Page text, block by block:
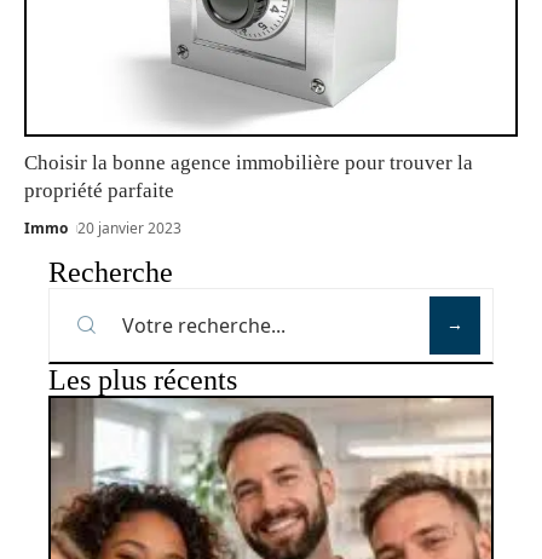
Choisir la bonne agence immobilière pour trouver la
propriété parfaite
Immo 20 janvier 2023
Recherche
Les plus récents